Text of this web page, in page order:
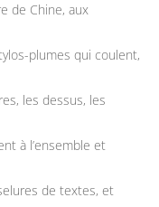
de Chine, aux
plumes qui coulent,
les dessus, les
à l’ensemble et
de textes, et